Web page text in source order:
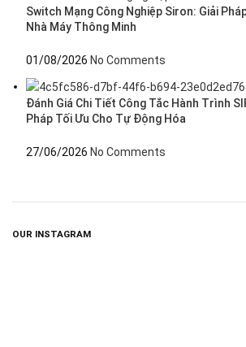
Switch Mạng Công Nghiệp Siron: Giải
Nhà Máy Thông Minh
01/08/2026 No Comments
Đánh Giá Chi Tiết Công Tắc Hành Trình
Pháp Tối Ưu Cho Tự Động Hóa
27/06/2026 No Comments
OUR INSTAGRAM